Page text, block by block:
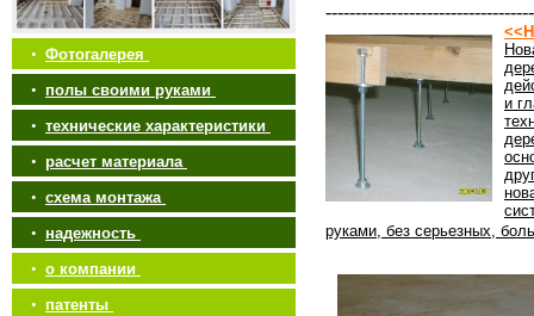
• Фотогалерея
• полы своими руками
• технические характеристики
• расчет материала
• схема монтажа
• надежность
• о компании
• патенты
и
руками, без серьезных,